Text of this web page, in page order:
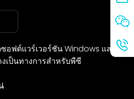
ฟต์แวร์เวอร์ชัน Windows และ
เป็นทางการสำหรับพีซี